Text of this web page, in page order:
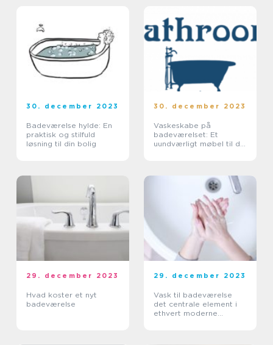
30. december 2023
Badeværelse hylde: En
praktisk og stilfuld
løsning til din bolig
30. december 2023
Vaskeskabe på
badeværelset: Et
uundværligt møbel til dit
29. december 2023
Hvad koster et nyt
badeværelse
29. december 2023
Vask til badeværelse
det centrale element i
ethvert moderne